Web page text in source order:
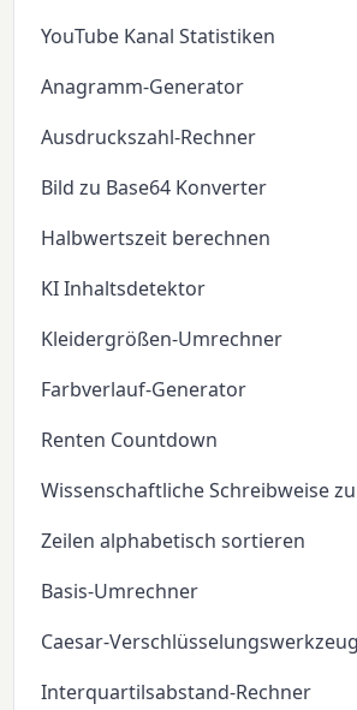
YouTube Kanal Statistiken
Anagramm-Generator
Ausdruckszahl-Rechner
Bild zu Base64 Konverter
Halbwertszeit berechnen
KI Inhaltsdetektor
Kleidergrößen-Umrechner
Farbverlauf-Generator
Renten Countdown
Wissenschaftliche Schreibweise
Zeilen alphabetisch sortieren
Basis-Umrechner
Caesar-Verschlüsselungswerkzeug
Interquartilsabstand-Rechner